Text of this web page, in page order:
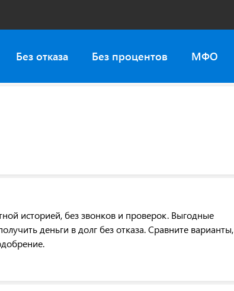
Без отказа Без процентов МФО
историей, без звонков и проверок. Выгодные
деньги в долг без отказа. Сравните варианты,